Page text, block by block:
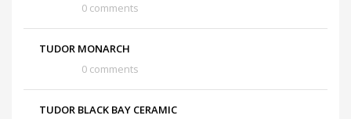
0 comments
TUDOR MONARCH
0 comments
TUDOR BLACK BAY CERAMIC